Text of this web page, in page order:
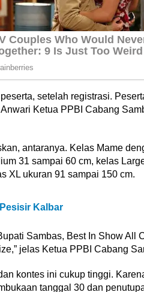
setelah registrasi.
Ketua PPBI Cabang
antaranya. Kelas Mame
31 sampai 60 cm, kelas
XL ukuran 91 sampai 150 cm.
Kalbar
Sambas, Best In Show All
jelas Ketua PPBI Cabang
kontes ini cukup tinggi.
tanggal 30 dan